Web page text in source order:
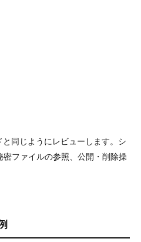
同じようにレビューします。シ
密ファイルの参照、公開・削除操